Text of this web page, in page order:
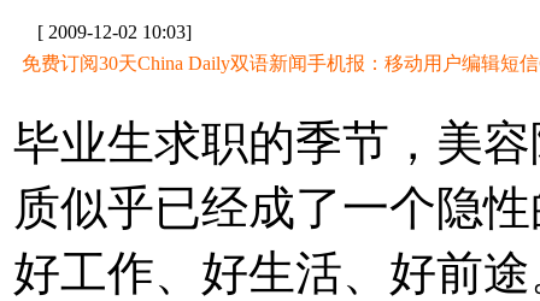
[ 2009-12-02 10:03]
免费订阅30天China Daily双语新闻手机报：移动用户编辑短信
毕业生求职的季节，美
质似乎已经成了一个隐
好工作、好生活、好前